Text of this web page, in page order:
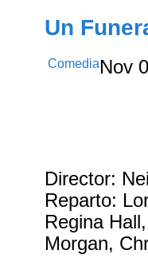
Un
Comedia Nov
Director:
Reparto:
Regina
Morgan,